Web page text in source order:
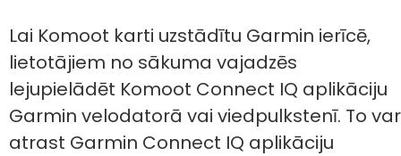
Lai Komoot karti uzstādītu Garmin ierīcē,
lietotājiem no sākuma vajadzēs
lejupielādēt Komoot Connect IQ aplikāciju
Garmin velodatorā vai viedpulkstenī. To var
atrast Garmin Connect IQ aplikāciju